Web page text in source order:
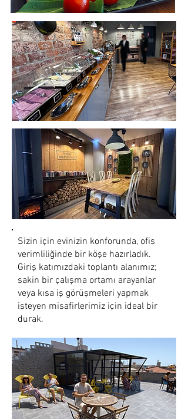
Sizin için evinizin konforunda, ofis
verimliliğinde bir köşe hazırladık.
Giriş katımızdaki toplantı alanımız;
sakin bir çalışma ortamı arayanlar
veya kısa iş görüşmeleri yapmak
isteyen misafirlerimiz için ideal bir
durak.